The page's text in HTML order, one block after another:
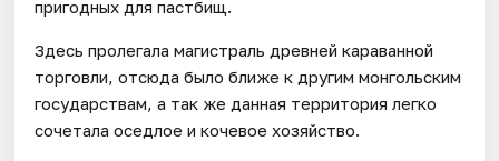
пригодных для пастбищ.
Здесь пролегала магистраль древней караванной
торговли, отсюда было ближе к другим монгольским
государствам, а так же данная территория легко
сочетала оседлое и кочевое хозяйство.